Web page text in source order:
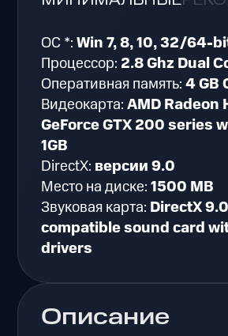
Описание
ОС *:Win 7, 8, 10, 32/64-
Процессор: 2.8 Ghz Dual
Оперативная память:4 GB
Видеокарта:AMD Radeon
GeForce GTX 200 series
1GB
DirectX: версии 9.0
Место на диске:1500 MB
Звуковая карта: DirectX
compatible sound card
drivers